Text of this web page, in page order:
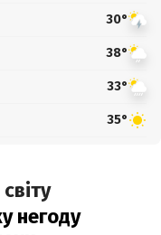
30°
38°
33°
35°
негоду